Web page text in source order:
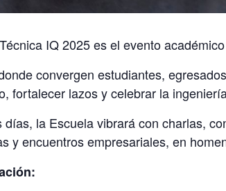
IQ 2025 es el evento
convergen estudiantes,
fortalecer lazos y celebrar la
días, la Escuela vibrará con charlas,
y encuentros empresariales, en